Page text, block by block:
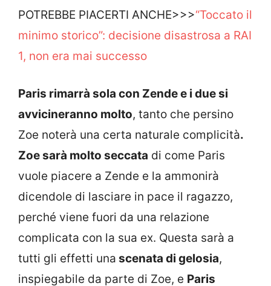
POTREBBE PIACERTI ANCHE>>>“Toccato il
minimo storico”: decisione disastrosa a RAI
1, non era mai successo
Paris rimarrà sola con Zende e i due si
avvicineranno molto, tanto che persino
Zoe noterà una certa naturale complicità.
Zoe sarà molto seccata di come Paris
vuole piacere a Zende e la ammonirà
dicendole di lasciare in pace il ragazzo,
perché viene fuori da una relazione
complicata con la sua ex. Questa sarà a
tutti gli effetti una scenata di gelosia,
inspiegabile da parte di Zoe, e Paris